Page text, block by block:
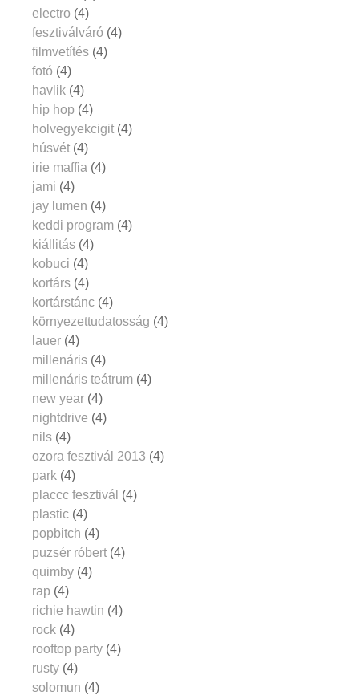
electro (4)
fesztiválváró (4)
filmvetítés (4)
fotó (4)
havlik (4)
hip hop (4)
holvegyekcigit (4)
húsvét (4)
irie maffia (4)
jami (4)
jay lumen (4)
keddi program (4)
kiállitás (4)
kobuci (4)
kortárs (4)
kortárstánc (4)
környezettudatosság (4)
lauer (4)
millenáris (4)
millenáris teátrum (4)
new year (4)
nightdrive (4)
nils (4)
ozora fesztivál 2013 (4)
park (4)
placcc fesztivál (4)
plastic (4)
popbitch (4)
puzsér róbert (4)
quimby (4)
rap (4)
richie hawtin (4)
rock (4)
rooftop party (4)
rusty (4)
solomun (4)